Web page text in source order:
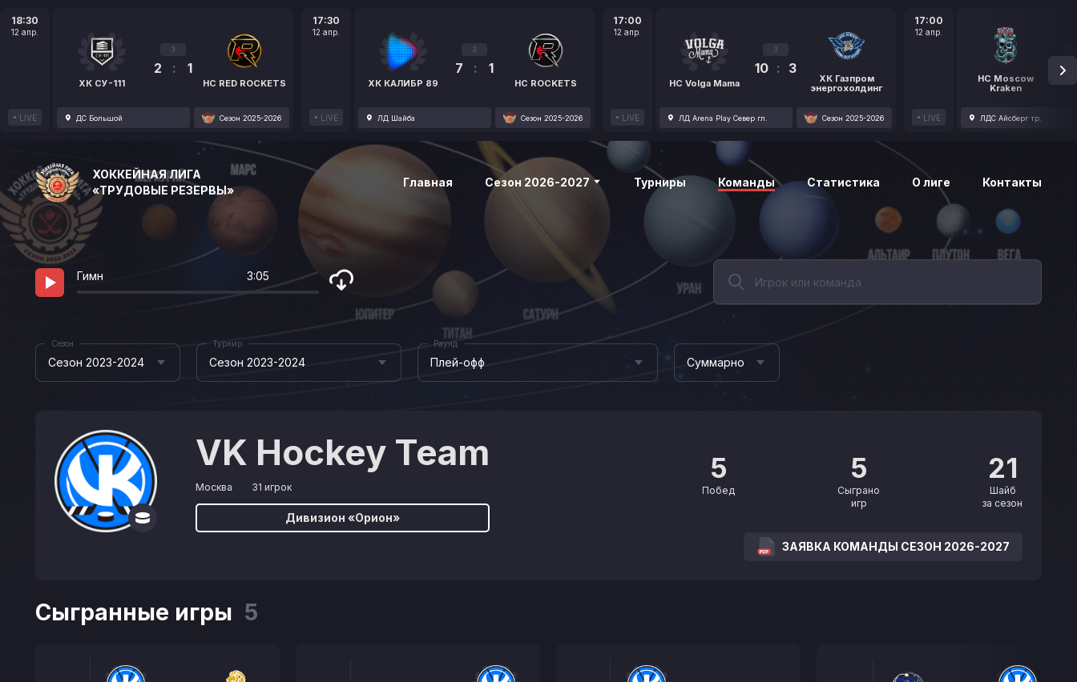
18:30
12 апр.
LIVE
ХК СУ-111
3
2 : 1
HC RED ROCKETS
ДС Большой Сезон 2025-2026
17:30
12 апр.
LIVE
ХК КАЛИБР 89
3
7 : 1
HC ROCKETS
ЛД Шайба Сезон 2025-2026
17:00
12 апр.
LIVE
HC Volga Mama
3
10 : 3
ХК Газпром
энергохолдинг
ЛД Arena Play Север гл. Сезон 2025-2026
17:00
12 апр.
LIVE
HC Moscow
Kraken
1
ЛДС Айсберг тр.
ХОККЕЙНАЯ ЛИГА
«ТРУДОВЫЕ РЕЗЕРВЫ»
Главная Сезон 2026-2027 Турниры Команды Статистика О лиге Контакты
Гимн 3:05
Сезон 2023-2024
Сезон
Сезон 2023-2024
Турнир
Плей-офф
Раунд
Суммарно
VK Hockey Team
Москва 31 игрок
Дивизион «Орион»
5
Побед
5
Сыграно
игр
21
Шайб
за сезон
ЗАЯВКА КОМАНДЫ СЕЗОН 2026-2027
Сыгранные игры 5